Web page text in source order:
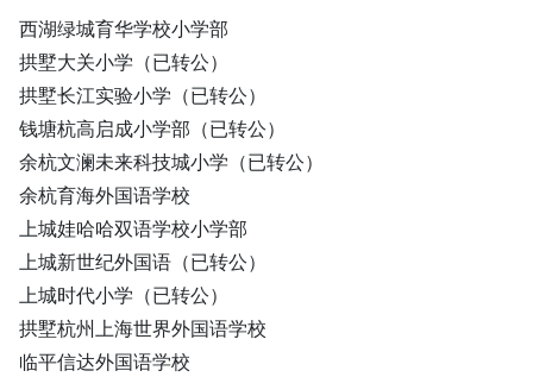
西湖绿城育华学校小学部
拱墅大关小学（已转公）
拱墅长江实验小学（已转公）
钱塘杭高启成小学部（已转公）
余杭文澜未来科技城小学（已转公）
余杭育海外国语学校
上城娃哈哈双语学校小学部
上城新世纪外国语（已转公）
上城时代小学（已转公）
拱墅杭州上海世界外国语学校
临平信达外国语学校